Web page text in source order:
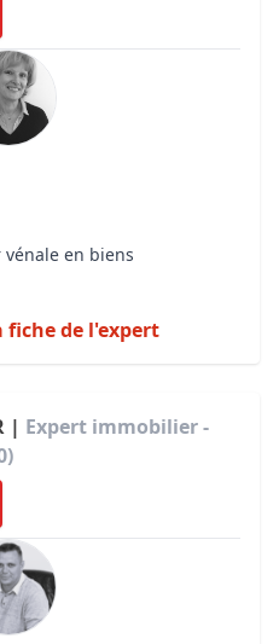
en biens
fiche de l'expert
| Expert immobilier -